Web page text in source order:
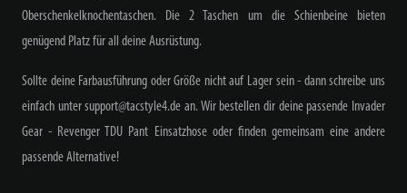
Oberschenkelknochentaschen. Die 2 Taschen um die Schienbeine bieten
genügend Platz für all deine Ausrüstung.
Sollte deine Farbausführung oder Größe nicht auf Lager sein - dann schreibe uns
einfach unter support@tacstyle4.de an. Wir bestellen dir deine passende Invader
Gear - Revenger TDU Pant Einsatzhose oder finden gemeinsam eine andere
passende Alternative!